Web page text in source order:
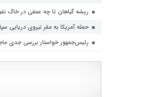
ریشه گیاهان تا چه عمقی در خاک
حمله آمریکا به مقر نیروی دریایی
رئیس‌جمهور خواستار بررسی جدی